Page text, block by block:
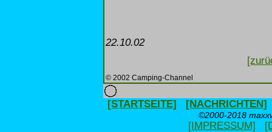
22.10.02
© 2002 Camping-Channel
[STARTSEITE] [NACHRICHTEN]
©2000-2018
[IMPRESSUM]